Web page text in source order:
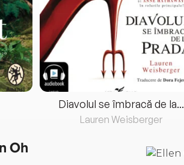
Diavolul se îmbracă de la...
Lauren Weisberger
Oh